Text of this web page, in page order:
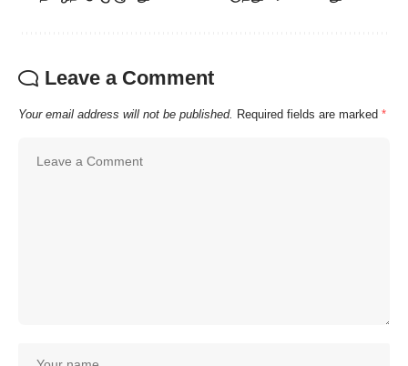
Leave a Comment
Your email address will not be published. Required fields are marked *